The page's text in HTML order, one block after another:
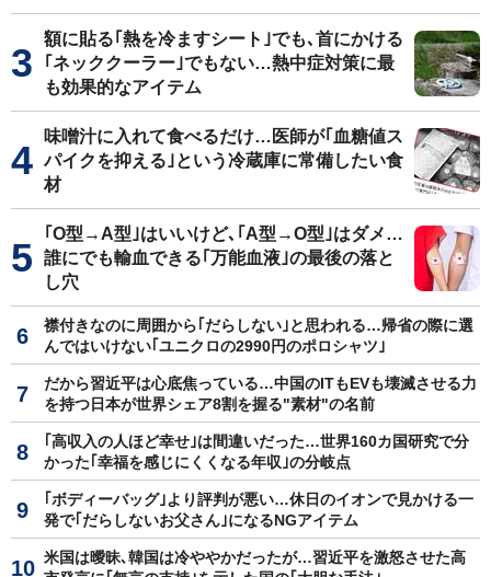
額に貼る｢熱を冷ますシート｣でも､首にかける
｢ネッククーラー｣でもない…熱中症対策に最
も効果的なアイテム
味噌汁に入れて食べるだけ…医師が｢血糖値ス
パイクを抑える｣という冷蔵庫に常備したい食
材
｢O型→A型｣はいいけど､｢A型→O型｣はダメ…
誰にでも輸血できる｢万能血液｣の最後の落と
し穴
襟付きなのに周囲から｢だらしない｣と思われる…帰省の際に選
んではいけない｢ユニクロの2990円のポロシャツ｣
だから習近平は心底焦っている…中国のITもEVも壊滅させる力
を持つ日本が世界シェア8割を握る"素材"の名前
｢高収入の人ほど幸せ｣は間違いだった…世界160カ国研究で分
かった｢幸福を感じにくくなる年収｣の分岐点
｢ボディーバッグ｣より評判が悪い…休日のイオンで見かける一
発で｢だらしないお父さん｣になるNGアイテム
米国は曖昧､韓国は冷ややかだったが…習近平を激怒させた高